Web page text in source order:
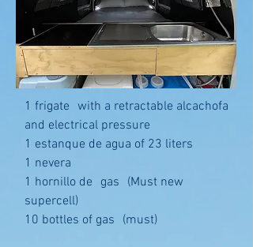
1 frigate with a retractable alcachofa
and electrical pressure
1 estanque de agua of 23 liters
1 nevera
1 hornillo de gas (Must new
supercell)
10 bottles of gas (must)